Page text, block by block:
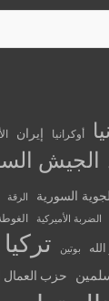
أوكرانيا إيران
الجيش
السورية الرقة
الضربة الأميركية
بوتين تركيا
حزب العمال